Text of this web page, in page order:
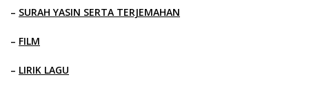
– SURAH YASIN SERTA TERJEMAHAN
– FILM
– LIRIK LAGU